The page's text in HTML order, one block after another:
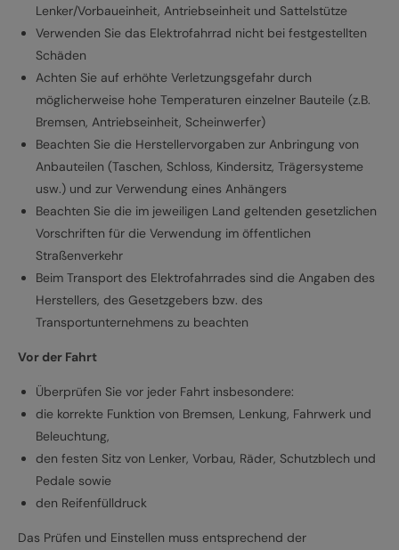
Lenker/Vorbaueinheit, Antriebseinheit und Sattelstütze
Verwenden Sie das Elektrofahrrad nicht bei festgestellten
Schäden
Achten Sie auf erhöhte Verletzungsgefahr durch
möglicherweise hohe Temperaturen einzelner Bauteile (z.B.
Bremsen, Antriebseinheit, Scheinwerfer)
Beachten Sie die Herstellervorgaben zur Anbringung von
Anbauteilen (Taschen, Schloss, Kindersitz, Trägersysteme
usw.) und zur Verwendung eines Anhängers
Beachten Sie die im jeweiligen Land geltenden gesetzlichen
Vorschriften für die Verwendung im öffentlichen
Straßenverkehr
Beim Transport des Elektrofahrrades sind die Angaben des
Herstellers, des Gesetzgebers bzw. des
Transportunternehmens zu beachten
Vor der Fahrt
Überprüfen Sie vor jeder Fahrt insbesondere:
die korrekte Funktion von Bremsen, Lenkung, Fahrwerk und
Beleuchtung,
den festen Sitz von Lenker, Vorbau, Räder, Schutzblech und
Pedale sowie
den Reifenfülldruck
Das Prüfen und Einstellen muss entsprechend der